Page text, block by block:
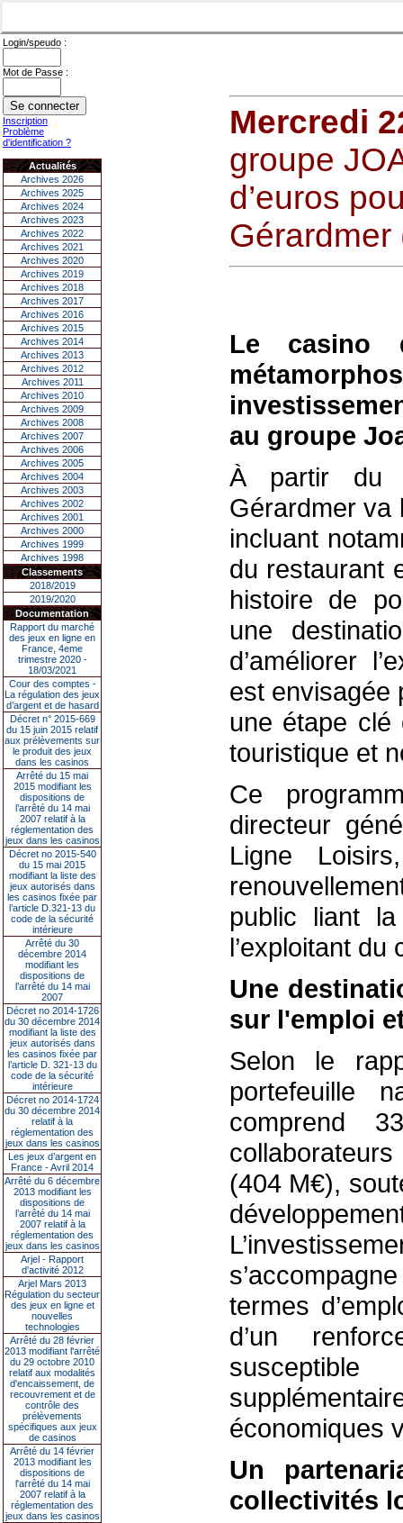
Login/speudo :
Mot de Passe :
Inscription
Problème
d'identification ?
Actualités
Archives 2026
Archives 2025
Archives 2024
Archives 2023
Archives 2022
Archives 2021
Archives 2020
Archives 2019
Archives 2018
Archives 2017
Archives 2016
Archives 2015
Archives 2014
Archives 2013
Archives 2012
Archives 2011
Archives 2010
Archives 2009
Archives 2008
Archives 2007
Archives 2006
Archives 2005
Archives 2004
Archives 2003
Archives 2002
Archives 2001
Archives 2000
Archives 1999
Archives 1998
Classements
2018/2019
2019/2020
Documentation
Rapport du marché
des jeux en ligne en
France, 4eme
trimestre 2020 -
18/03/2021
Cour des comptes -
La régulation des jeux
d’argent et de hasard
Décret n° 2015-669
du 15 juin 2015 relatif
aux prélèvements sur
le produit des jeux
dans les casinos
Arrêté du 15 mai
2015 modifiant les
dispositions de
l’arrêté du 14 mai
2007 relatif à la
réglementation des
jeux dans les casinos
Décret no 2015-540
du 15 mai 2015
modifiant la liste des
jeux autorisés dans
les casinos fixée par
l’article D.321-13 du
code de la sécurité
intérieure
Arrêté du 30
décembre 2014
modifiant les
dispositions de
l’arrêté du 14 mai
2007
Décret no 2014-1726
du 30 décembre 2014
modifiant la liste des
jeux autorisés dans
les casinos fixée par
l’article D. 321-13 du
code de la sécurité
intérieure
Décret no 2014-1724
du 30 décembre 2014
relatif à la
réglementation des
jeux dans les casinos
Les jeux d’argent en
France - Avril 2014
Arrêté du 6 décembre
2013 modifiant les
dispositions de
l’arrêté du 14 mai
2007 relatif à la
réglementation des
jeux dans les casinos
Arjel - Rapport
d'activité 2012
Arjel Mars 2013
Régulation du secteur
des jeux en ligne et
nouvelles
technologies
Arrêté du 28 février
2013 modifiant l'arrêté
du 29 octobre 2010
relatif aux modalités
d'encaissement, de
recouvrement et de
contrôle des
prélèvements
spécifiques aux jeux
de casinos
Arrêté du 14 février
2013 modifiant les
dispositions de
l'arrêté du 14 mai
2007 relatif à la
réglementation des
jeux dans les casinos
Mercredi
groupe
d’euros
Gérardmer
Le casino
au groupe
À partir du
Gérardmer va
incluant
du restaurant
histoire de
une
d’améliorer
est envisagée
une étape clé
touristique et
Ce
directeur
Ligne
public liant
l’exploitant du
Une
sur l'emploi
Selon le
portefeuille
comprend
(404 M€),
termes
d’un
économiques
Un
collectivités